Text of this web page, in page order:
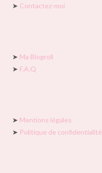
➤ Contactez-moi
➤ Ma Blogroll
➤ F.A.Q
➤ Mentions légales
➤ Politique de confidentialité